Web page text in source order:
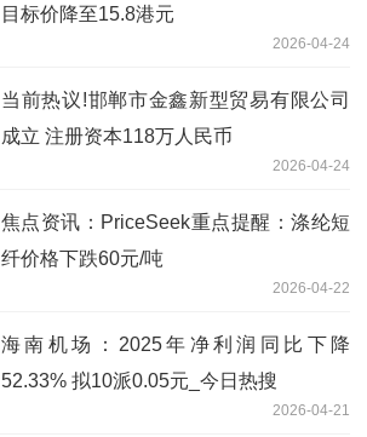
目标价降至15.8港元
2026-04-24
当前热议!邯郸市金鑫新型贸易有限公司
成立 注册资本118万人民币
2026-04-24
焦点资讯：PriceSeek重点提醒：涤纶短
纤价格下跌60元/吨
2026-04-22
海南机场：2025年净利润同比下降
52.33% 拟10派0.05元_今日热搜
2026-04-21